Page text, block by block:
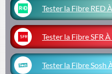
Tester la Fibre RED
Tester la Fibre SFR
Tester la Fibre Sosh